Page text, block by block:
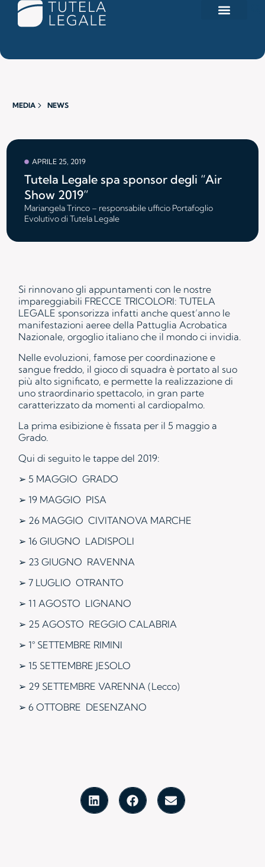
MEDIA NEWS
APRILE 25, 2019
Tutela Legale spa sponsor degli “Air
Show 2019”
Mariangela Trinco – responsabile ufficio Portafoglio
Evolutivo di Tutela Legale
Si rinnovano gli appuntamenti con le nostre
impareggiabili FRECCE TRICOLORI: TUTELA
LEGALE sponsorizza infatti anche quest’anno le
manifestazioni aeree della Pattuglia Acrobatica
Nazionale, orgoglio italiano che il mondo ci invidia.
Nelle evoluzioni, famose per coordinazione e
sangue freddo, il gioco di squadra è portato al suo
più alto significato, e permette la realizzazione di
uno straordinario spettacolo, in gran parte
caratterizzato da momenti al cardiopalmo.
La prima esibizione è fissata per il 5 maggio a
Grado.
Qui di seguito le tappe del 2019:
➢ 5 MAGGIO GRADO
➢ 19 MAGGIO PISA
➢ 26 MAGGIO CIVITANOVA MARCHE
➢ 16 GIUGNO LADISPOLI
➢ 23 GIUGNO RAVENNA
➢ 7 LUGLIO OTRANTO
➢ 11 AGOSTO LIGNANO
➢ 25 AGOSTO REGGIO CALABRIA
➢ 1° SETTEMBRE RIMINI
➢ 15 SETTEMBRE JESOLO
➢ 29 SETTEMBRE VARENNA (Lecco)
➢ 6 OTTOBRE DESENZANO